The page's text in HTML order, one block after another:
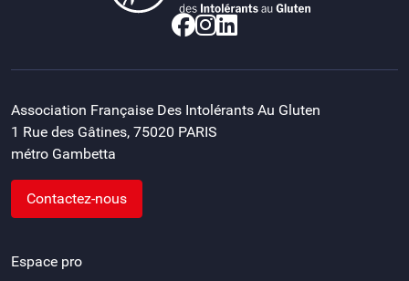
Association Française Des Intolérants Au Gluten
1 Rue des Gâtines, 75020 PARIS
métro Gambetta
Contactez-nous
Espace pro